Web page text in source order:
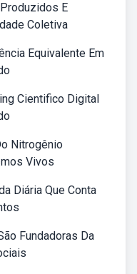
E
Coletiva
Equivalente Em
Cientifico Digital
Nitrogênio
Vivos
Diária Que Conta
Fundadoras Da